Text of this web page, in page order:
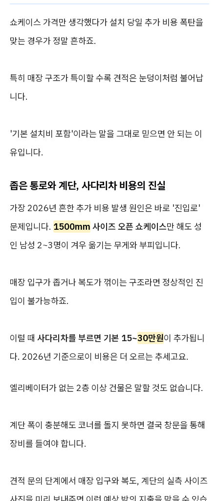
쇼케이스 가격만 생각했다가 설치 당일 추가 비용 폭탄을
맞는 경우가 정말 흔하죠.
특히 매장 구조가 특이할 수록 견적은 눈덩이처럼 불어납
니다.
'기본 설치비 포함'이라는 말을 그대로 믿으면 안 되는 이
유입니다.
좁은 통로와 계단, 사다리차 비용의 진실
가장 2026년 흔한 추가 비용 발생 원인은 바로 '진입로'
문제입니다. 1500mm 사이즈 오픈 쇼케이스만 해도 성
인 남성 2~3명이 겨우 옮기는 무게와 부피입니다.
매장 입구가 좁거나 복도가 꺾이는 구조라면 정상적인 진
입이 불가능하죠.
이럴 때 사다리차를 부르면 기본 15~30만원이 추가됩니
다. 2026년 기준으로이 비용은 더 오르는 추세고요.
엘리베이터가 없는 2층 이상 건물은 말할 것도 없습니다.
계단 폭이 충분해도 코너를 돌지 못하면 결국 창문을 통해
장비를 들여야 합니다.
견적 문의 단계에서 매장 입구와 복도, 계단의 실측 사이즈